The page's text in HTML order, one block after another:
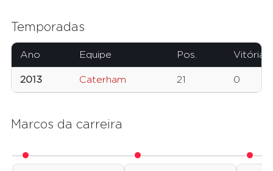
Temporadas
Ano Equipe Pos. Vitórias
2013 Caterham 21 0
Marcos da carreira